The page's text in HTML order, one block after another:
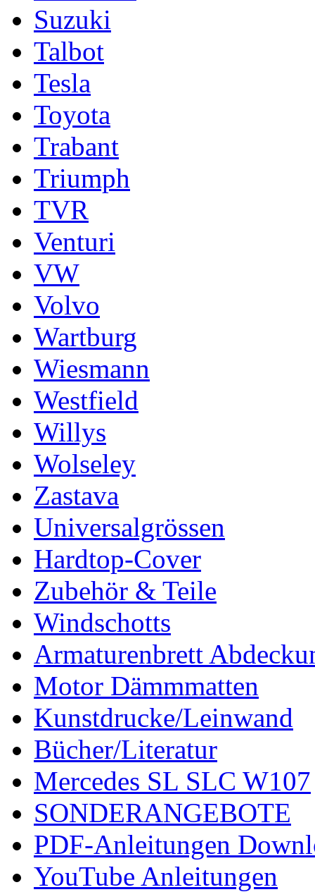
Suzuki
Talbot
Tesla
Toyota
Trabant
Triumph
TVR
Venturi
VW
Volvo
Wartburg
Wiesmann
Westfield
Willys
Wolseley
Zastava
Universalgrössen
Hardtop-Cover
Zubehör & Teile
Windschotts
Armaturenbrett
Motor Dämmmatten
Kunstdrucke/Leinwand
Bücher/Literatur
Mercedes SL SLC W107
SONDERANGEBOTE
PDF-Anleitungen
YouTube Anleitungen